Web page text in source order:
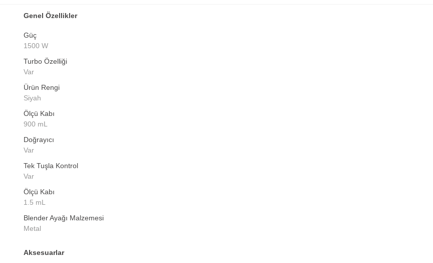
Genel Özellikler
Güç
1500 W
Turbo Özelliği
Var
Ürün Rengi
Siyah
Ölçü Kabı
900 mL
Doğrayıcı
Var
Tek Tuşla Kontrol
Var
Ölçü Kabı
1.5 mL
Blender Ayağı Malzemesi
Metal
Aksesuarlar